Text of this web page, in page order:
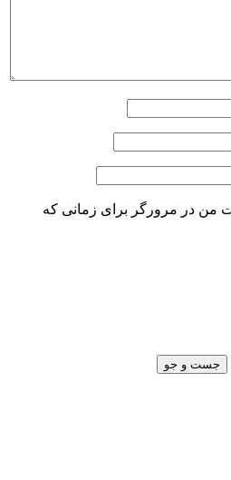
من در مرورگر برای زمانی که
جست و جو